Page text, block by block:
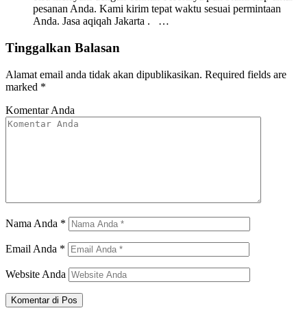
pesanan Anda. Kami kirim tepat waktu sesuai permintaan
Anda. Jasa aqiqah Jakarta . …
Tinggalkan Balasan
Alamat email anda tidak akan dipublikasikan. Required fields are
marked *
Komentar Anda
Nama Anda *
Email Anda *
Website Anda